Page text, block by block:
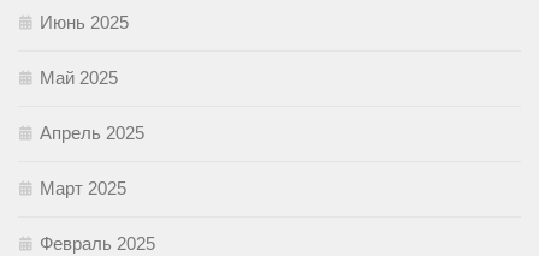
Июнь 2025
Май 2025
Апрель 2025
Март 2025
Февраль 2025